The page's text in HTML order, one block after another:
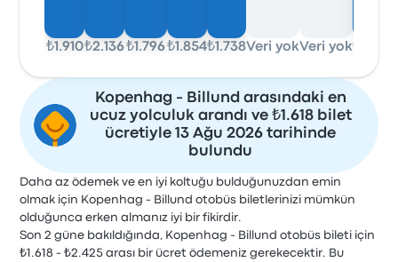
₺1.910₺2.136₺1.796₺1.854₺1.738Veri yokVeri yok₺1.618
Kopenhag - Billund arasındaki en
ucuz yolculuk arandı ve ₺1.618 bilet
ücretiyle 13 Ağu 2026 tarihinde
bulundu
Daha az ödemek ve en iyi koltuğu bulduğunuzdan emin
olmak için Kopenhag - Billund otobüs biletlerinizi mümkün
olduğunca erken almanız iyi bir fikirdir.
Son 2 güne bakıldığında, Kopenhag - Billund otobüs bileti için
₺1.618 - ₺2.425 arası bir ücret ödemeniz gerekecektir. Bu